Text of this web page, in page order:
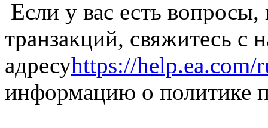
Если у вас есть
транзакций, свяжитесь
адресуhttps://help.ea.com/
информацию о политике